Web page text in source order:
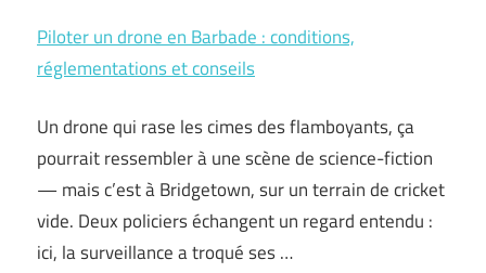
Piloter un drone en Barbade : conditions,
réglementations et conseils
Un drone qui rase les cimes des flamboyants, ça
pourrait ressembler à une scène de science-fiction
— mais c’est à Bridgetown, sur un terrain de cricket
vide. Deux policiers échangent un regard entendu :
ici, la surveillance a troqué ses …